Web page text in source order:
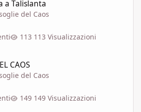
a Talislanta
del Caos
113 Visualizzazioni
CAOS
del Caos
149 Visualizzazioni